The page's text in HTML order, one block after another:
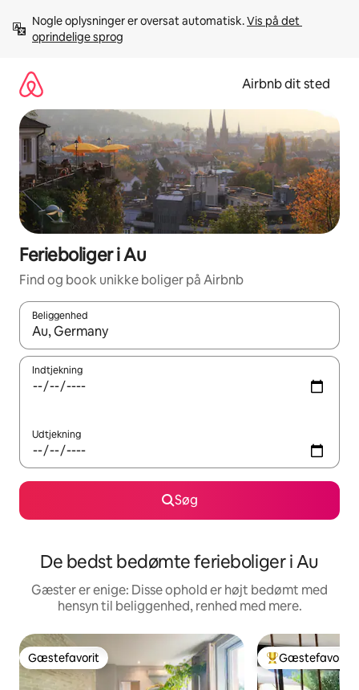
videre
Nogle oplysninger er oversat automatisk. Vis på det
oprindelige sprog
Airbnb dit sted
Ferieboliger i Au
Find og book unikke boliger på Airbnb
Beliggenhed
Når resultaterne er tilgængelige, skal du navigere med
Indtjekning
Udtjekning
Søg
De bedst bedømte ferieboliger i Au
Gæster er enige: Disse ophold er højt bedømt med
hensyn til beliggenhed, renhed med mere.
Gæstefavorit
Gæstefavorit Bedste
Gæstefavorit